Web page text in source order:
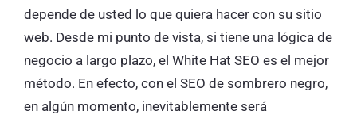
depende de usted lo que quiera hacer con su sitio
web. Desde mi punto de vista, si tiene una lógica de
negocio a largo plazo, el White Hat SEO es el mejor
método. En efecto, con el SEO de sombrero negro,
en algún momento, inevitablemente será